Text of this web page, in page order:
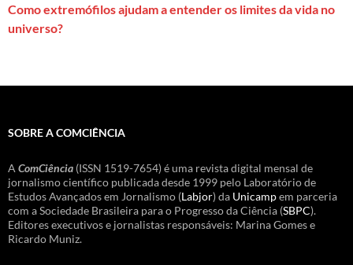
Como extremófilos ajudam a entender os limites da vida no
universo?
SOBRE A COMCIÊNCIA
A ComCiência (ISSN 1519-7654) é uma revista digital mensal de
jornalismo científico publicada desde 1999 pelo Laboratório de
Estudos Avançados em Jornalismo (Labjor) da Unicampem parceria
com a Sociedade Brasileira para o Progresso da Ciência (SBPC).
Editores executivos e jornalistas responsáveis: Marina Gomes e
Ricardo Muniz.